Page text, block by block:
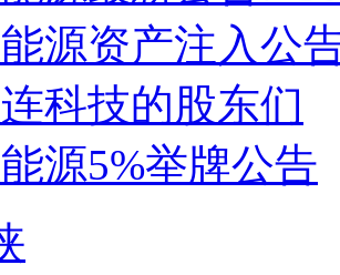
源资产注入公
科技的股东们
源5%举牌公告